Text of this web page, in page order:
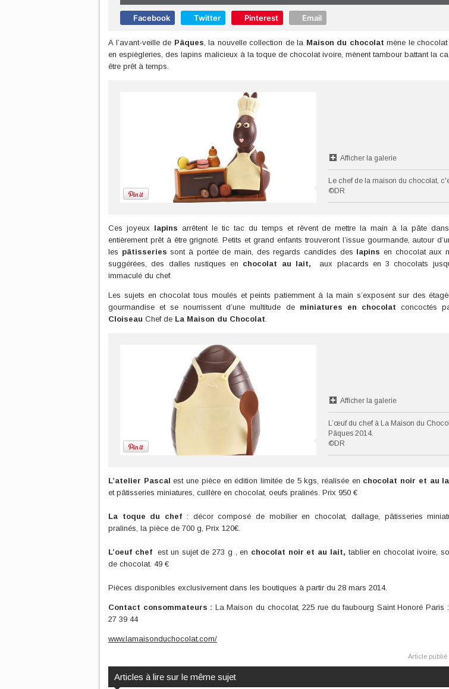
Facebook Twitter Pinterest Email
A l’avant-veille de Pâques, la nouvelle collection de la Maison du chocolat mène le
en espiègleries, des lapins malicieux à la toque de chocolat ivoire, mènent tambour battant la
être prêt à temps.
Afficher la galerie
Le chef de la maison du chocolat,
©DR
Ces joyeux lapins arrêtent le tic tac du temps et rêvent de mettre la main à la pâte
entièrement prêt à être grignoté. Petits et grand enfants trouveront l’issue gourmande, autour
les pâtisseries sont à portée de main, des regards candides des lapins en chocolat aux
suggérées, des dalles rustiques en chocolat au lait,
aux placards en 3 chocolats
immaculé du chef.
Les sujets en chocolat tous moulés et peints patiemment à la main s’exposent sur des
gourmandise et se nourrissent d’une multitude de miniatures en chocolat concoctés
Cloiseau Chef de La Maison du Chocolat.
Afficher la galerie
L’œuf du chef à La Maison du
Pâques 2014.
©DR
L’atelier Pascal est une pièce en édition limitée de 5 kgs, réalisée en chocolat noir et au
et pâtisseries miniatures, cuillère en chocolat, oeufs pralinés. Prix 950 €
La toque du chef : décor composé de mobilier en chocolat, dallage, pâtisseries
pralinés, la pièce de 700 g, Prix 120€.
L’oeuf chefest un sujet de 273 g , en chocolat noir et au lait, tablier en chocolat ivoire,
de chocolat. 49 €
Pièces disponibles exclusivement dans les boutiques à partir du 28 mars 2014.
Contact consommateurs : La Maison du chocolat, 225 rue du faubourg Saint Honoré Paris
27 39 44
www.lamaisonduchocolat.com/‎
Article publié
Articles à lire sur le même sujet